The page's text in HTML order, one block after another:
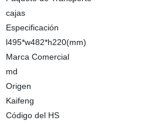
cajas
Especificación
l495*w482*h220(mm)
Marca Comercial
md
Origen
Kaifeng
Código del HS